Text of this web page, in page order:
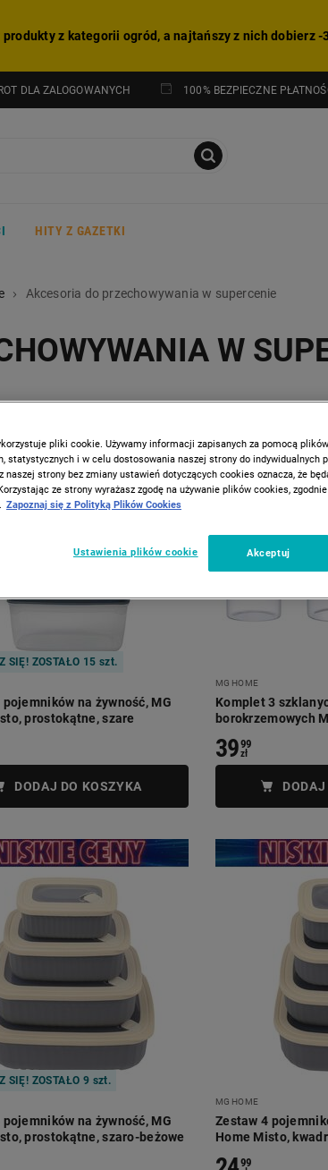
produkty z kategorii ogród, a najtańszy z nich dobierz -
DLA ZALOGOWANYCH 100% BEZPIECZNE
HITY Z GAZETKI
Akcesoria do przechowywania w supercenie
W
SIĘ! ZOSTAŁO 15 szt.
na żywność, MG
prostokątne, szare
DODAJ DO KOSZYKA
MG HOME
Komplet 3
borokrzemowych
3999
zł
SIĘ! ZOSTAŁO 9 szt.
na żywność, MG
prostokątne, szaro-beżowe
MG HOME
Zestaw 4
Home Misto,
99
pliki cookie. Używamy informacji zapisanych za pomocą
statystycznych i w celu dostosowania naszej strony do indywidualnych
naszej strony bez zmiany ustawień dotyczących cookies oznacza, że
ze strony wyrażasz zgodę na używanie plików cookies,
Zapoznaj się z Polityką Plików Cookies
Ustawienia plików cookie Akceptuj